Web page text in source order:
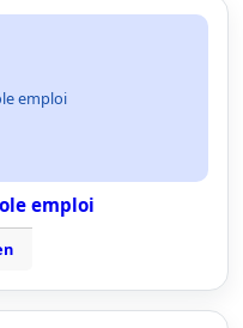
emploi
emploi